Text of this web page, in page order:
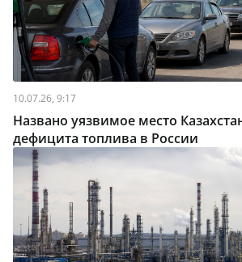
10.07.26, 9:17
Названо уязвимое место
дефицита топлива в России